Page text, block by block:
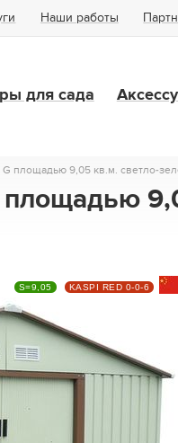
Наши работы
для сада
G площадью 9,05 кв.м. светло-
площадью
S=9,05 KASPI RED 0-0-6